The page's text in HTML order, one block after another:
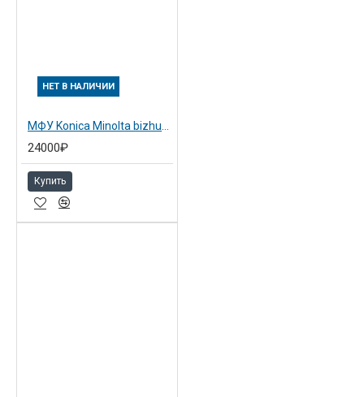
НЕТ В НАЛИЧИИ
24000₽
Купить